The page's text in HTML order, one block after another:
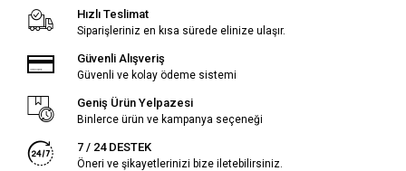
Hızlı Teslimat
Siparişleriniz en kısa sürede elinize ulaşır.
Güvenli Alışveriş
Güvenli ve kolay ödeme sistemi
Geniş Ürün Yelpazesi
Binlerce ürün ve kampanya seçeneği
7 / 24 DESTEK
Öneri ve şikayetlerinizi bize iletebilirsiniz.